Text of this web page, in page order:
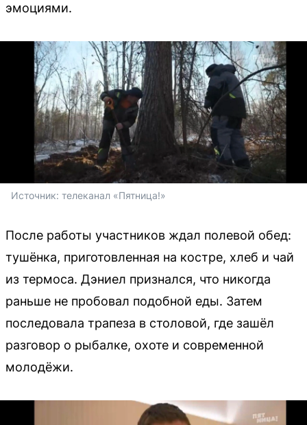
эмоциями.
Источник: телеканал «Пятница!»
После работы участников ждал полевой обед:
тушёнка, приготовленная на костре, хлеб и чай
из термоса. Дэниел признался, что никогда
раньше не пробовал подобной еды. Затем
последовала трапеза в столовой, где зашёл
разговор о рыбалке, охоте и современной
молодёжи.